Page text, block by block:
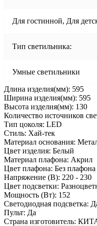
Для гостинной, Для
Тип светильника:
Умные светильники
Длина изделия(мм): 595
Ширина изделия(мм): 595
Высота изделия(мм): 130
Количество источников
Тип цоколя: LED
Стиль: Хай-тек
Материал основания:
Цвет изделия: Белый
Материал плафона: Акрил
Цвет плафона: Без плафона
Напряжение (В): 220 - 230
Цвет подсветки:
Мощность (Вт): 152
Светодиодная подсветка:
Пульт: Да
Страна изготовитель: